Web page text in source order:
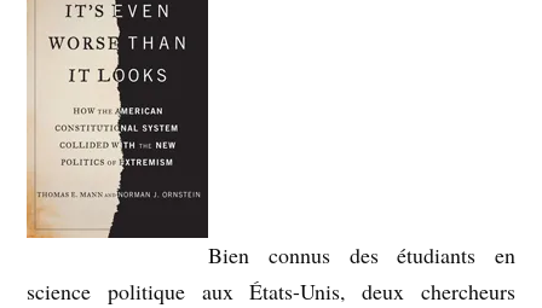
Bien connus des étudiants en
science politique aux États-Unis, deux chercheurs